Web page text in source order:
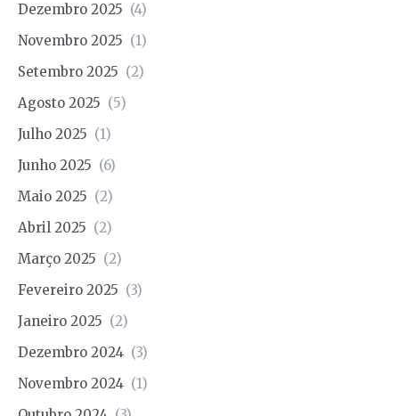
Dezembro 2025 (4)
Novembro 2025 (1)
Setembro 2025 (2)
Agosto 2025 (5)
Julho 2025 (1)
Junho 2025 (6)
Maio 2025 (2)
Abril 2025 (2)
Março 2025 (2)
Fevereiro 2025 (3)
Janeiro 2025 (2)
Dezembro 2024 (3)
Novembro 2024 (1)